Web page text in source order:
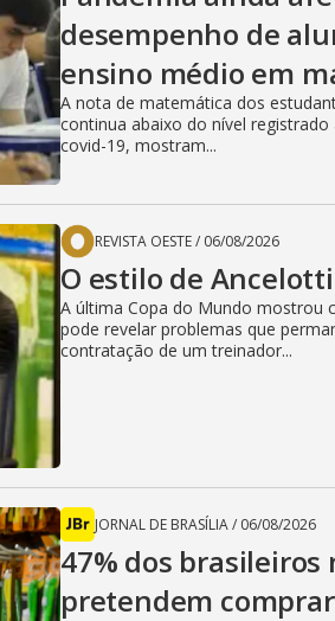
desempenho de
ensino médio em
A nota de matemática dos
continua abaixo do nível
covid-19, mostram...
REVISTA OESTE/ 06/08/2026
O estilo de Ancelotti
A última Copa do Mundo mostrou
pode revelar problemas que
contratação de um treinador...
JORNAL DE BRASÍLIA/ 06/08/2026
47% dos brasileiros
pretendem